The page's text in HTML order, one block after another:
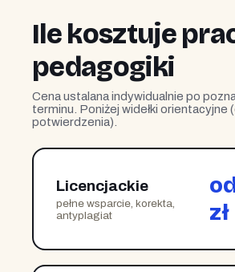
Ile kosztuje
pedagogiki
Cena ustalana indywidualnie po
terminu. Poniżej widełki orientacyjne
potwierdzenia).
Licencjackie
pełne wsparcie, korekta,
antyplagiat
zł